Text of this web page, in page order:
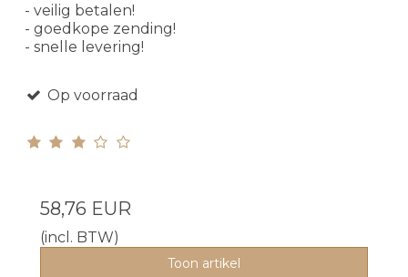
- veilig betalen!
- goedkope zending!
- snelle levering!
Op voorraad
58,76 EUR
(incl. BTW)
Toon artikel